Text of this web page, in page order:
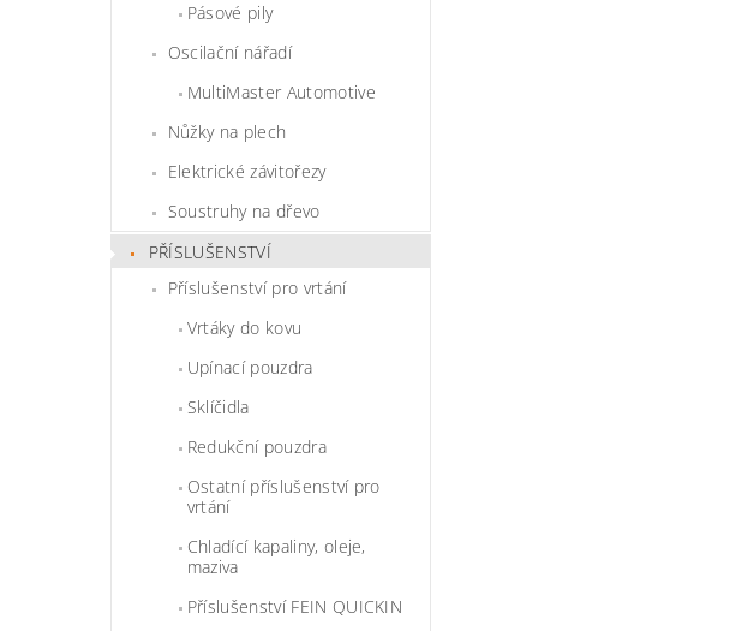
Pásové pily
Oscilační nářadí
MultiMaster Automotive
Nůžky na plech
Elektrické závitořezy
Soustruhy na dřevo
PŘÍSLUŠENSTVÍ
Příslušenství pro vrtání
Vrtáky do kovu
Upínací pouzdra
Sklíčidla
Redukční pouzdra
Ostatní příslušenství pro
vrtání
Chladící kapaliny, oleje,
maziva
Příslušenství FEIN QUICKIN